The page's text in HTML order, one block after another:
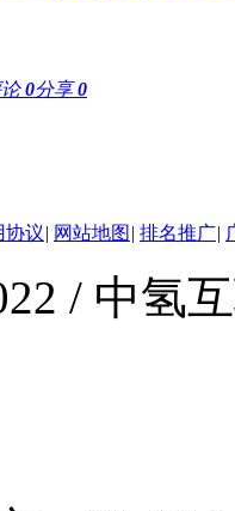
0分享0
协议| 网站地图 | 排名推广|
/ 中氢